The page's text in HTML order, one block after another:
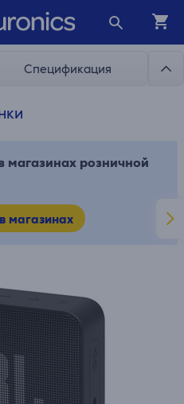
Спецификация
магазинах розничной
магазинах